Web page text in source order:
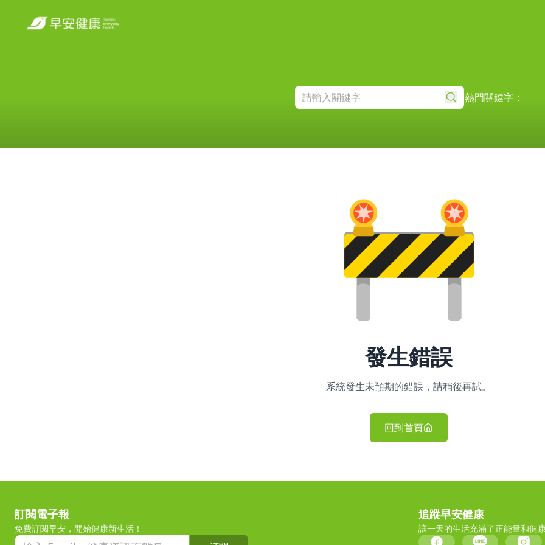
熱門關鍵字：
發生錯誤
系統發生未預期的錯誤，請稍後再試。
回到首頁
訂閱電子報
免費訂閱早安，開始健康新生活！
追蹤早安健康
讓一天的生活充滿了正能量和健